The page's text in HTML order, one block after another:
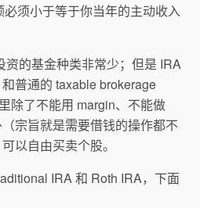
须小于等于你当年的主动收入
资的基金种类非常少；但是 IRA
普通的 taxable brokerage
除了不能用 margin、不能做
宗旨就是需要借钱的操作都不
以自由买卖个股。
IRA 和 Roth IRA，下面